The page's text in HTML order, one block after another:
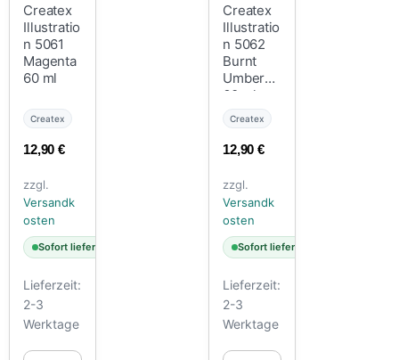
Createx
Illustratio
n 5061
Magenta
60 ml
Createx
12,90€
zzgl.
Versandk
osten
Sofort lieferbar
Lieferzeit:
2-3
Werktage
Createx
Illustratio
n 5062
Burnt
Umber
60 ml
Createx
12,90€
zzgl.
Versandk
osten
Sofort lieferbar
Lieferzeit:
2-3
Werktage